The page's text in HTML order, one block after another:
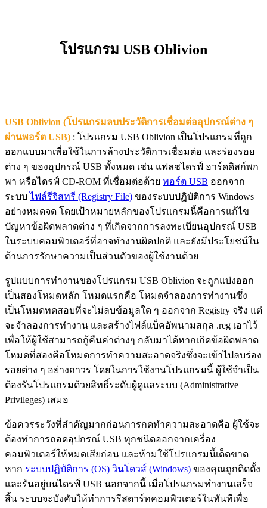
โปรแกรม USB Oblivion
USB Oblivion (โปรแกรมลบประวัติการเชื่อมต่ออุปกรณ์ต่าง ๆ
ผ่านพอร์ต USB) : โปรแกรม USB Oblivion เป็นโปรแกรมที่ถูก
ออกแบบมาเพื่อใช้ในการล้างประวัติการเชื่อมต่อ และร่องรอย
ต่าง ๆ ของอุปกรณ์ USB ทั้งหมด เช่น แฟลชไดรฟ์ ฮาร์ดดิสก์พก
พา หรือไดรฟ์ CD-ROM ที่เชื่อมต่อด้วย พอร์ต USB ออกจาก
ระบบไฟล์รีจิสทรี (Registry File) ของระบบปฏิบัติการ Windows
อย่างหมดจด โดยเป้าหมายหลักของโปรแกรมนี้คือการแก้ไข
ปัญหาข้อผิดพลาดต่าง ๆ ที่เกิดจากการลงทะเบียนอุปกรณ์ USB
ในระบบคอมพิวเตอร์ที่อาจทำงานผิดปกติ และยังมีประโยชน์ใน
ด้านการรักษาความเป็นส่วนตัวของผู้ใช้งานด้วย
รูปแบบการทำงานของโปรแกรม USB Oblivion จะถูกแบ่งออก
เป็นสองโหมดหลัก โหมดแรกคือ โหมดจำลองการทำงานซึ่ง
เป็นโหมดทดสอบที่จะไม่ลบข้อมูลใด ๆ ออกจาก Registry จริง แต่
จะจำลองการทำงาน และสร้างไฟล์แบ็คอัพนามสกุล .reg เอาไว้
เพื่อให้ผู้ใช้สามารถกู้คืนค่าต่างๆ กลับมาได้หากเกิดข้อผิดพลาด
โหมดที่สองคือโหมดการทำความสะอาดจริงซึ่งจะเข้าไปลบร่อง
รอยต่าง ๆ อย่างถาวร โดยในการใช้งานโปรแกรมนี้ ผู้ใช้จำเป็น
ต้องรันโปรแกรมด้วยสิทธิ์ระดับผู้ดูแลระบบ (Administrative
Privileges) เสมอ
ข้อควรระวังที่สำคัญมากก่อนการกดทำความสะอาดคือ ผู้ใช้จะ
ต้องทำการถอดอุปกรณ์ USB ทุกชนิดออกจากเครื่อง
คอมพิวเตอร์ให้หมดเสียก่อน และห้ามใช้โปรแกรมนี้เด็ดขาด
หาก ระบบปฏิบัติการ (OS) วินโดวส์ (Windows) ของคุณถูกติดตั้ง
และรันอยู่บนไดรฟ์ USB นอกจากนี้ เมื่อโปรแกรมทำงานเสร็จ
สิ้น ระบบจะบังคับให้ทำการรีสตาร์ทคอมพิวเตอร์ในทันทีเพื่อ